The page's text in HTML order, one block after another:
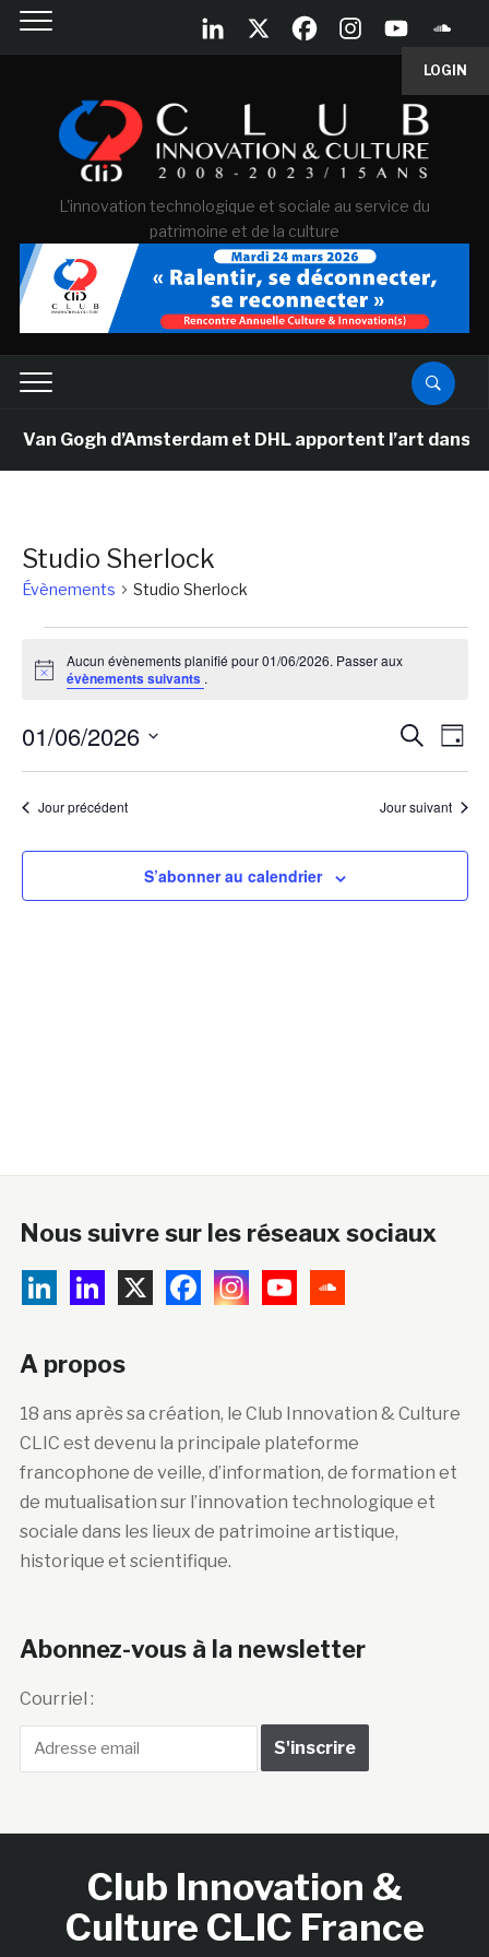
LOGIN
L'innovation technologique et sociale au service du
patrimoine et de la culture
Van Gogh d’Amsterdam et DHL apportent l’art dans
Studio Sherlock
Évènements Studio Sherlock
for
Notice
Aucun évènements planifié pour 01/06/2026. Passer aux
évènements suivants .
et
de
Jour
01/06/2026
Sélectionnez
uneJour précédent Jour suivant
S’abonner au calendrier
Nous suivre sur les réseaux sociaux
A propos
18 ans après sa création, le Club Innovation & Culture
CLIC est devenu la principale plateforme
francophone de veille, d’information, de formation et
de mutualisation sur l’innovation technologique et
sociale dans les lieux de patrimoine artistique,
historique et scientifique.
Abonnez-vous à la newsletter
Courriel :
Club Innovation &
Culture CLIC France